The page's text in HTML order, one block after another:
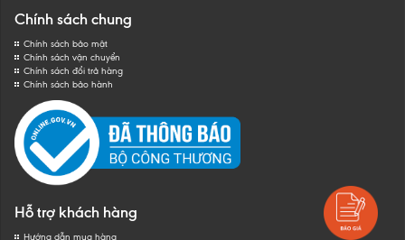
Chính sách chung
Chính sách bảo mật
Chính sách vận chuyển
Chính sách đổi trả hàng
Chính sách bảo hành
Hỗ trợ khách hàng
Hướng dẫn mua hàng